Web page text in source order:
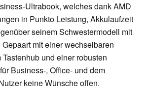
Ultrabook, welches dank AMD
in Punkto Leistung, Akkulaufzeit
seinem Schwestermodell mit
mit einer wechselbaren
und einer robusten
Business-, Office- und dem
keine Wünsche offen.